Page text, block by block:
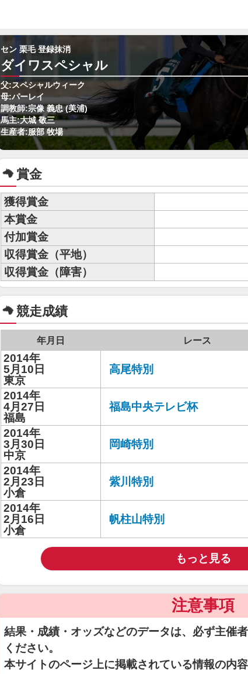
セン 栗毛 登録抹消
ダイワスペシャル
父:スペシャルウィーク
母:パーレイ
調教師:宗像 義忠 (美浦)
馬主:大城 敬三
生産者:服部 牧場
賞金
獲得賞金
本賞金
付加賞金
収得賞金（平地）
収得賞金（障害）
競走成績
年月日 レース
2014年
5月10日
東京
高尾特別
2014年
4月27日
福島
福島中央テレビ杯
2014年
3月30日
中京
岡崎特別
2014年
2月23日
小倉
紫川特別
2014年
2月16日
小倉
帆柱山特別
もっと見る
注意事項
結果・成績・オッズなどのデータは、必ず主催
ください。
本サイトのページ上に掲載されている情報の内